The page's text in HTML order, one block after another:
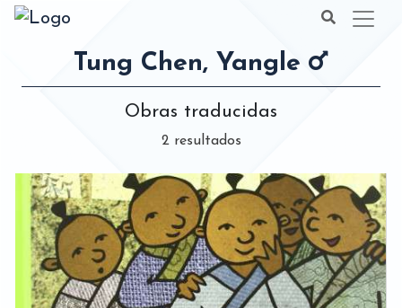
Tung Chen, Yangle
Obras traducidas
2 resultados